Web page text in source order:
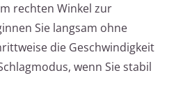
rechten Winkel zur
Sie langsam ohne
die Geschwindigkeit
wenn Sie stabil